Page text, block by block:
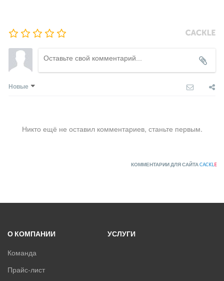
Новые
Никто ещё не оставил комментариев, станьте первым.
КОММЕНТАРИИ ДЛЯ САЙТАCACKLE
О КОМПАНИИ
Команда
Прайс-лист
УСЛУГИ